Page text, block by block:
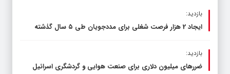
بازدید:
ایجاد 2 هزار فرصت شغلی برای مددجویان طی ۵ سال گذشته
بازدید:
ضررهای میلیون دلاری برای صنعت هوایی و گردشگری اسرائیل